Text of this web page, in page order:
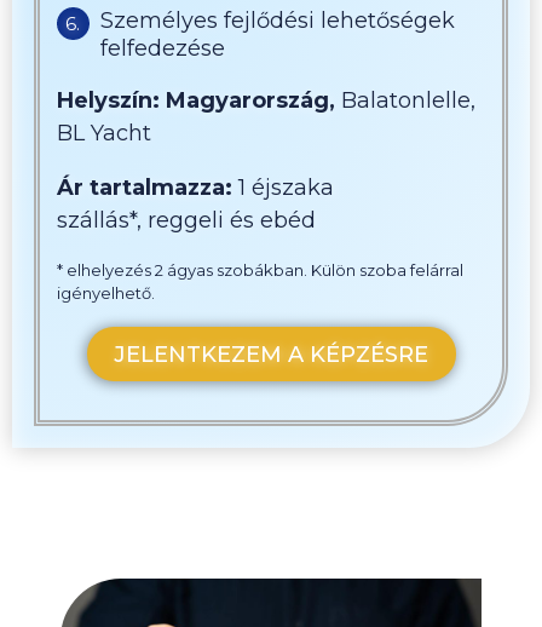
Személyes fejlődési lehetőségek
felfedezése
Helyszín: Magyarország, Balatonlelle,
BL Yacht
Ár tartalmazza:1 éjszaka
szállás*, reggeli és ebéd
* elhelyezés 2 ágyas szobákban. Külön szoba felárral
igényelhető.
JELENTKEZEM A KÉPZÉSRE